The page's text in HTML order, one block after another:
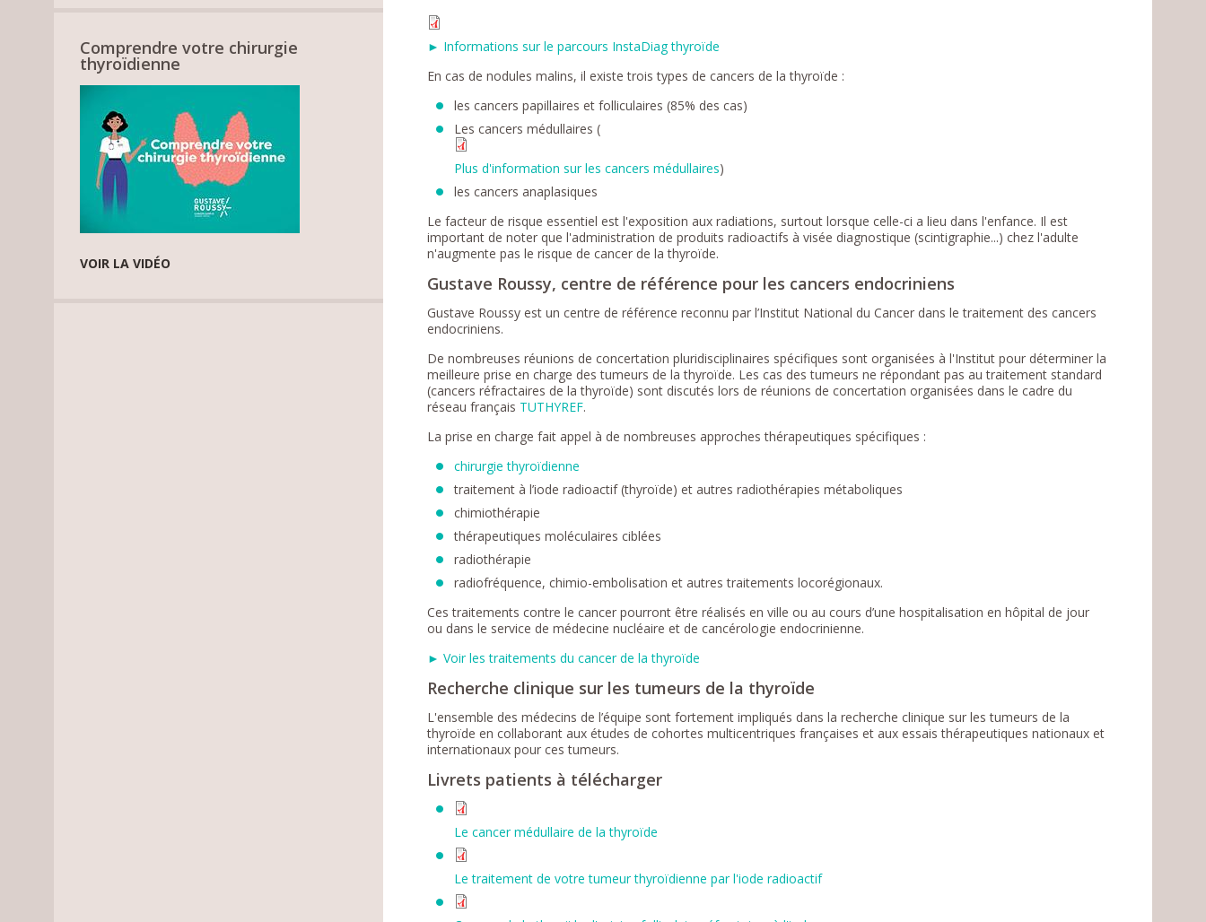
Comprendre votre chirurgie
thyroïdienne
VOIR LA VIDÉO
► Informations sur le parcours InstaDiag thyroïde
En cas de nodules malins, il existe trois types de cancers de la thyroïde :
les cancers papillaires et folliculaires (85% des cas)
Les cancers médullaires (
Plus d'information sur les cancers médullaires)
les cancers anaplasiques
Le facteur de risque essentiel est l'exposition aux radiations, surtout lorsque celle-ci a lieu dans l'enfance. Il est
important de noter que l'administration de produits radioactifs à visée diagnostique (scintigraphie...) chez l'adulte
n'augmente pas le risque de cancer de la thyroïde.
Gustave Roussy, centre de référence pour les cancers endocriniens
Gustave Roussy est un centre de référence reconnu par l’Institut National du Cancer dans le traitement des cancers
endocriniens.
De nombreuses réunions de concertation pluridisciplinaires spécifiques sont organisées à l'Institut pour déterminer la
meilleure prise en charge des tumeurs de la thyroïde. Les cas des tumeurs ne répondant pas au traitement standard
(cancers réfractaires de la thyroïde) sont discutés lors de réunions de concertation organisées dans le cadre du
réseau français TUTHYREF.
La prise en charge fait appel à de nombreuses approches thérapeutiques spécifiques :
chirurgie thyroïdienne
traitement à l’iode radioactif (thyroïde) et autres radiothérapies métaboliques
chimiothérapie
thérapeutiques moléculaires ciblées
radiothérapie
radiofréquence, chimio-embolisation et autres traitements locorégionaux.
Ces traitements contre le cancer pourront être réalisés en ville ou au cours d’une hospitalisation en hôpital de jour
ou dans le service de médecine nucléaire et de cancérologie endocrinienne.
► Voir les traitements du cancer de la thyroïde
Recherche clinique sur les tumeurs de la thyroïde
L'ensemble des médecins de l’équipe sont fortement impliqués dans la recherche clinique sur les tumeurs de la
thyroïde en collaborant aux études de cohortes multicentriques françaises et aux essais thérapeutiques nationaux et
internationaux pour ces tumeurs.
Livrets patients à télécharger
Le cancer médullaire de la thyroïde
Le traitement de votre tumeur thyroïdienne par l'iode radioactif